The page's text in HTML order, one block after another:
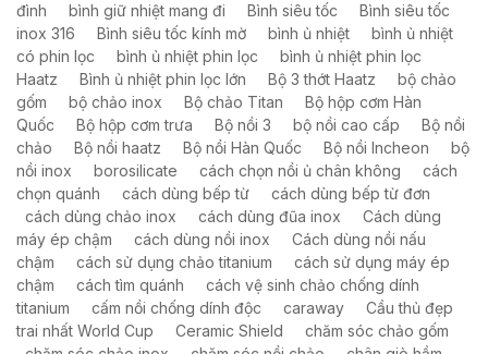
đình
bình giữ nhiệt mang đi Bình siêu tốc
Bình siêu tốc
inox 316
Bình siêu tốc kính mờ bình ủ nhiệt
bình ủ nhiệt
có phin lọc
bình ủ nhiệt phin lọc
bình ủ nhiệt phin lọc
Haatz
Bình ủ nhiệt phin lọc lớn Bộ 3 thớt Haatz
bộ chảo
gốm
bộ chảo inox Bộ chảo Titan
Bộ hộp cơm Hàn
Quốc
Bộ hộp cơm trưa Bộ nồi 3 bộ nồi cao cấp
Bộ nồi
chảo
Bộ nồi haatz Bộ nồi Hàn Quốc Bộ nồi Incheon
bộ
nồi inox
borosilicate cách chọn nồi ủ chân không
cách
chọn quánh
cách dùng bếp từ
cách dùng bếp từ đơn
cách dùng chảo inox
cách dùng đũa inox
Cách dùng
máy ép chậm
cách dùng nồi inox
Cách dùng nồi nấu
chậm
cách sử dụng chảo titanium
cách sử dụng máy ép
chậm
cách tìm quánh
cách vệ sinh chảo chống dính
titanium
cấm nồi chống dính độc caraway
Cầu thủ đẹp
trai nhất World Cup
Ceramic Shield
chăm sóc chảo gốm